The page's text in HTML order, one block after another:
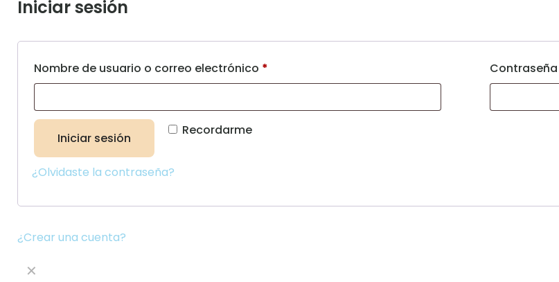
Iniciar sesión
Nombre de usuario o correo electrónico * Contraseña
Recordarme
Iniciar sesión
¿Olvidaste la contraseña?
¿Crear una cuenta?
✕